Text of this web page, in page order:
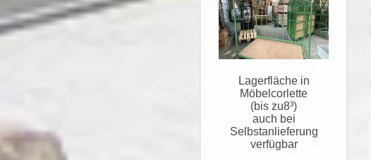
Lagerfläche in
Möbelcorlette
(bis zu8³)
auch bei
Selbstanlieferung
verfügbar